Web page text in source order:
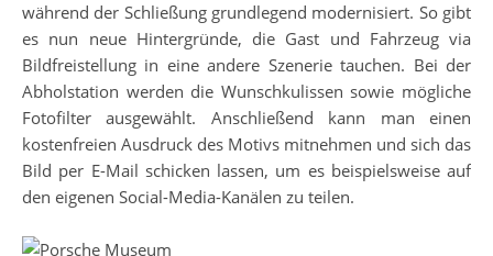
während der Schließung grundlegend modernisiert. So gibt
es nun neue Hintergründe, die Gast und Fahrzeug via
Bildfreistellung in eine andere Szenerie tauchen. Bei der
Abholstation werden die Wunschkulissen sowie mögliche
Fotofilter ausgewählt. Anschließend kann man einen
kostenfreien Ausdruck des Motivs mitnehmen und sich das
Bild per E-Mail schicken lassen, um es beispielsweise auf
den eigenen Social-Media-Kanälen zu teilen.